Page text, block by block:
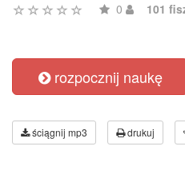
0 101
rozpocznij naukę
ściągnij mp3 drukuj